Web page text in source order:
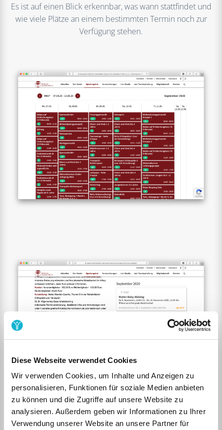
Diese Webseite verwendet Cookies
Wir verwenden Cookies, um Inhalte und Anzeigen zu
personalisieren, Funktionen für soziale Medien anbieten
zu können und die Zugriffe auf unsere Website zu
analysieren. Außerdem geben wir Informationen zu Ihrer
Verwendung unserer Website an unsere Partner für
Es ist auf einen Blick erkennbar, was wann stattfindet und
wie viele Plätze an einem bestimmten Termin noch zur
Verfügung stehen.